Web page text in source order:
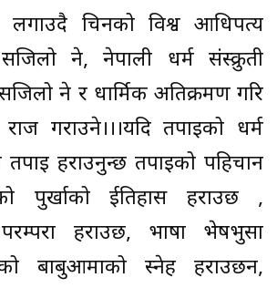
लगाउदै चिनको विश्व आधिपत्य
हुने, नेपाली धर्म संस्क्रुती
सजिलो हुने र धार्मिक अतिक्रमण गरि
गराउने।।।यदि तपाइको धर्म
हराउनुहुन्छ तपाइको पहिचान
पुर्खाको ईतिहास हराउछ ,
हराउछ, भाषा भेषभुसा
बाबुआमाको स्नेह हराउछन,